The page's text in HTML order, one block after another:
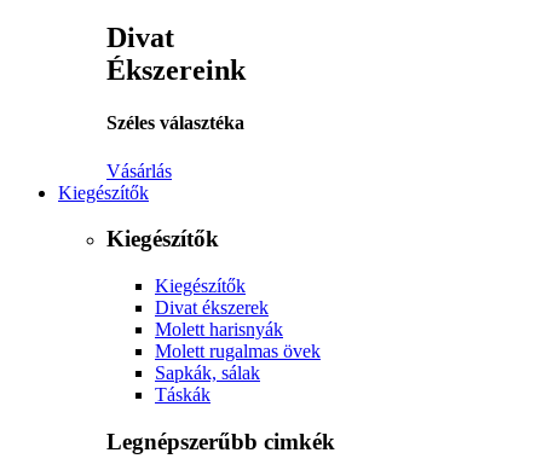
Divat
Ékszereink
Széles választéka
Vásárlás
Kiegészítők
Kiegészítők
Kiegészítők
Divat ékszerek
Molett harisnyák
Molett rugalmas övek
Sapkák, sálak
Táskák
Legnépszerűbb cimkék